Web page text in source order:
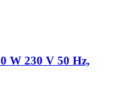
W 230 V 50 Hz,